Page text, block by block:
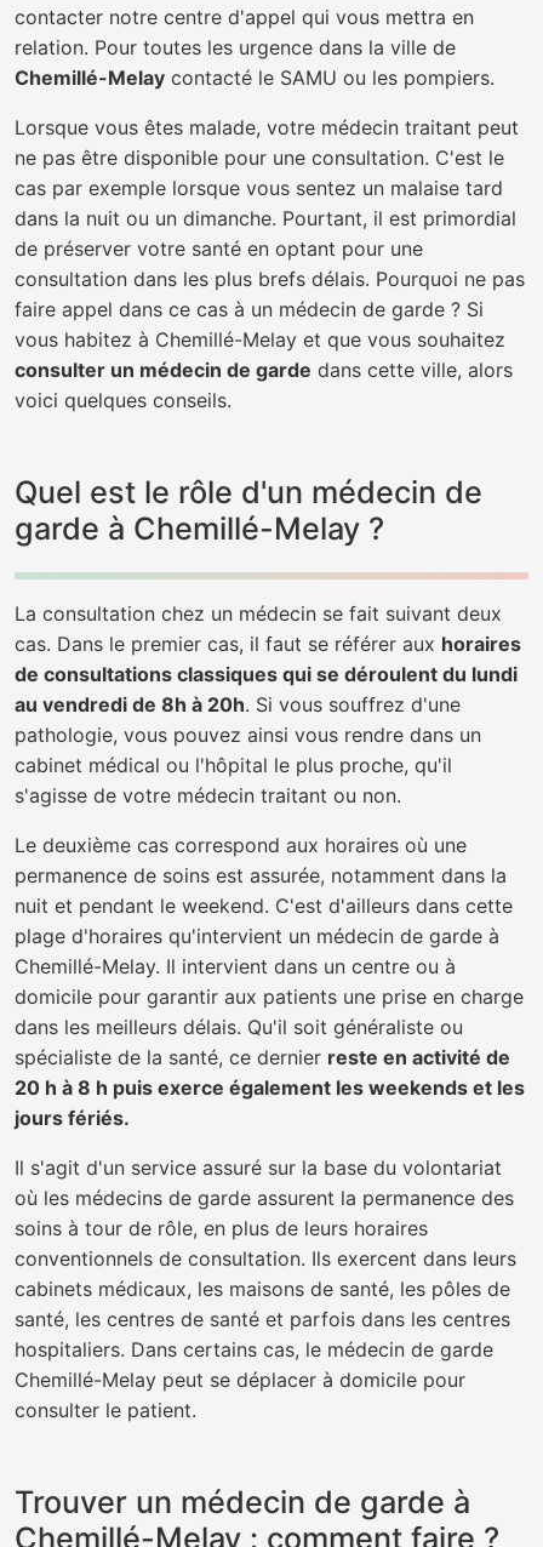
contacter notre centre d'appel qui vous mettra en
relation. Pour toutes les urgence dans la ville de
Chemillé-Melay contacté le SAMU ou les pompiers.
Lorsque vous êtes malade, votre médecin traitant peut
ne pas être disponible pour une consultation. C'est le
cas par exemple lorsque vous sentez un malaise tard
dans la nuit ou un dimanche. Pourtant, il est primordial
de préserver votre santé en optant pour une
consultation dans les plus brefs délais. Pourquoi ne pas
faire appel dans ce cas à un médecin de garde ? Si
vous habitez à Chemillé-Melay et que vous souhaitez
consulter un médecin de garde dans cette ville, alors
voici quelques conseils.
Quel est le rôle d'un médecin de
garde à Chemillé-Melay ?
La consultation chez un médecin se fait suivant deux
cas. Dans le premier cas, il faut se référer aux horaires
de consultations classiques qui se déroulent du lundi
au vendredi de 8h à 20h. Si vous souffrez d'une
pathologie, vous pouvez ainsi vous rendre dans un
cabinet médical ou l'hôpital le plus proche, qu'il
s'agisse de votre médecin traitant ou non.
Le deuxième cas correspond aux horaires où une
permanence de soins est assurée, notamment dans la
nuit et pendant le weekend. C'est d'ailleurs dans cette
plage d'horaires qu'intervient un médecin de garde à
Chemillé-Melay. Il intervient dans un centre ou à
domicile pour garantir aux patients une prise en charge
dans les meilleurs délais. Qu'il soit généraliste ou
spécialiste de la santé, ce dernier reste en activité de
20 h à 8 h puis exerce également les weekends et les
jours fériés.
Il s'agit d'un service assuré sur la base du volontariat
où les médecins de garde assurent la permanence des
soins à tour de rôle, en plus de leurs horaires
conventionnels de consultation. Ils exercent dans leurs
cabinets médicaux, les maisons de santé, les pôles de
santé, les centres de santé et parfois dans les centres
hospitaliers. Dans certains cas, le médecin de garde
Chemillé-Melay peut se déplacer à domicile pour
consulter le patient.
Trouver un médecin de garde à
Chemillé-Melay : comment faire ?